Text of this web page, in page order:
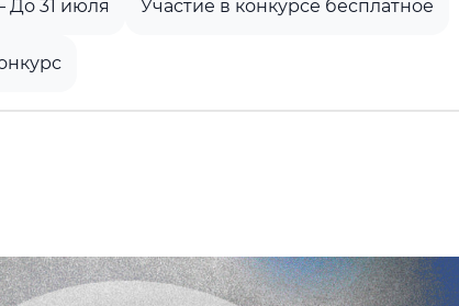
До 31 июля Участие в конкурсе бесплатное